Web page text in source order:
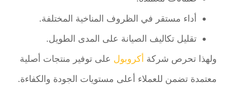
أداء مستقر في الظروف المناخية المختلفة.
تقليل تكاليف الصيانة على المدى الطويل.
ولهذا تحرص شركةأكروبولعلى توفير منتجات أصلية
معتمدة تضمن للعملاء أعلى مستويات الجودة والكفاءة.